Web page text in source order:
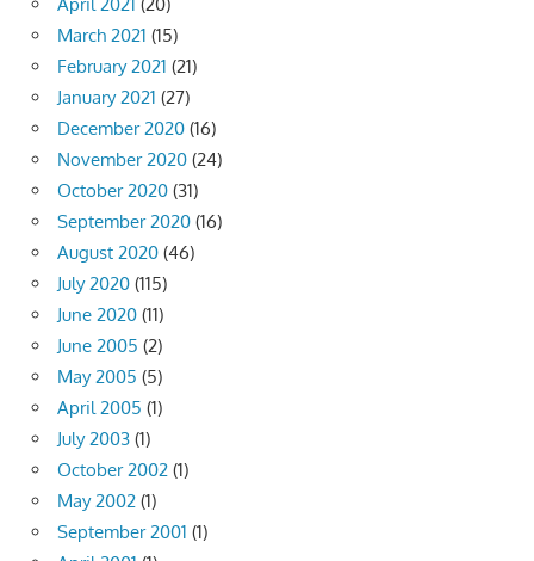
March 2021 (15)
February 2021 (21)
January 2021 (27)
December 2020 (16)
November 2020 (24)
October 2020 (31)
September 2020 (16)
August 2020 (46)
July 2020 (115)
June 2020 (11)
June 2005 (2)
May 2005 (5)
April 2005 (1)
July 2003 (1)
October 2002 (1)
May 2002 (1)
September 2001 (1)